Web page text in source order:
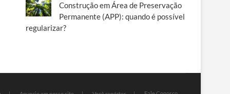
Construção em Área de Preservação
Permanente (APP): quando é possível
regularizar?